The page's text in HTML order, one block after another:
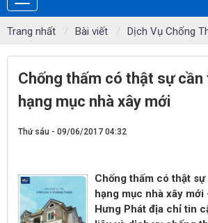
Trang nhất Bài viết Dịch Vụ Chống
Chống thấm có thật sự
hạng mục nhà xây mới
Thứ sáu - 09/06/2017 04:32
Chống thấm có thật
hạng mục nhà xây mới
Hưng Phát địa chỉ tin